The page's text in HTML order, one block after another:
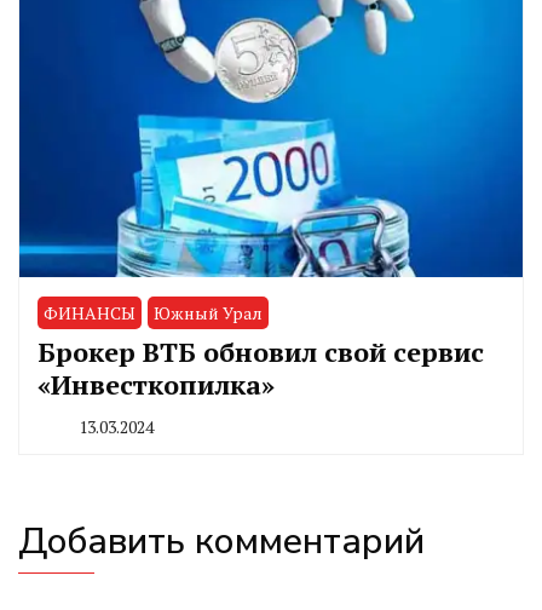
ФИНАНСЫ Южный Урал
Брокер ВТБ обновил свой сервис
«Инвесткопилка»
13.03.2024
Добавить комментарий